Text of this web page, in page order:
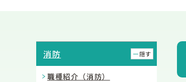
消防 隠す
職種紹介（消防）